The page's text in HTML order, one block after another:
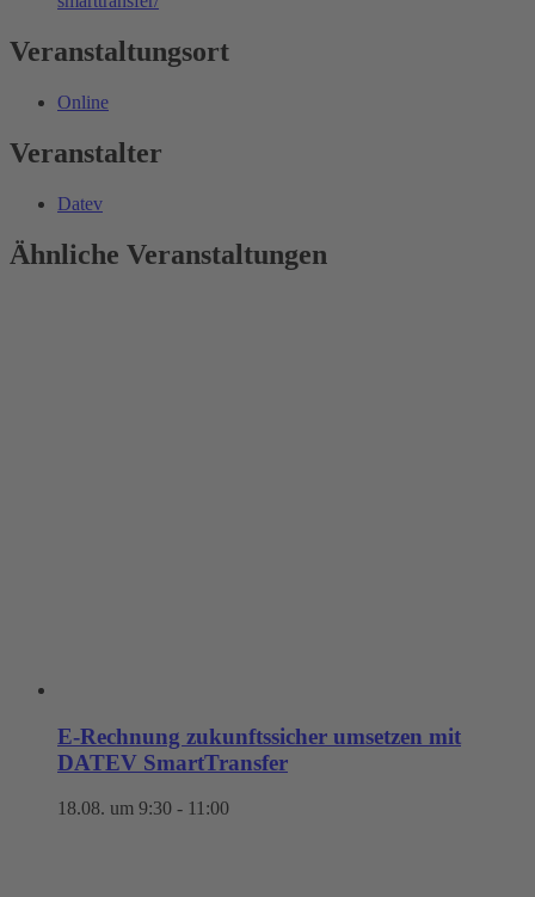
Veranstaltungsort
Online
Veranstalter
Datev
Ähnliche Veranstaltungen
E-Rechnung zukunftssicher umsetzen mit
DATEV SmartTransfer
18.08. um 9:30 - 11:00